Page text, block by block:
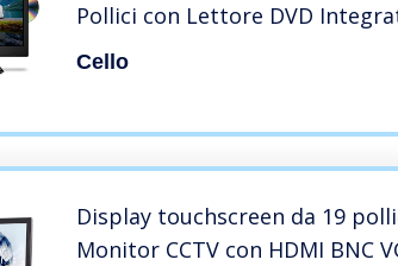
Pollici con Lettore DVD
Triplo Sintonizzatore DVBT2 S2
Cello
Display touchscreen da 19
Monitor CCTV con HDMI BNC